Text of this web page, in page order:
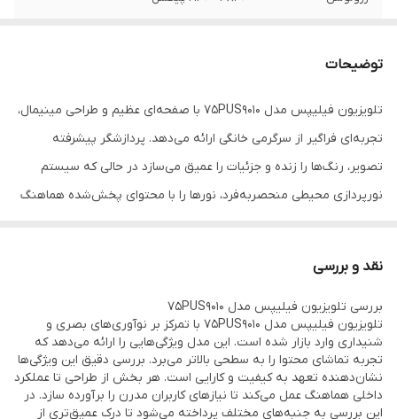
گیمینگ با VRR
فناوری Ambilight سه‌طرفه (۳-sided)
سیستم عامل Titan OS
تعداد پورت HDMI 4
تعداد پورت USB
دستیار صوتی
Amazon Alexa داخلی، سازگار با Google
توضیحات
تلویزیون فیلیپس مدل 75PUS9010 با صفحه‌ای عظیم و طراحی مینیمال،
تجربه‌ای فراگیر از سرگرمی خانگی ارائه می‌دهد. پردازشگر پیشرفته
تصویر، رنگ‌ها را زنده و جزئیات را عمیق می‌سازد در حالی که سیستم
نورپردازی محیطی منحصربه‌فرد، نورها را با محتوای پخش‌شده هماهنگ
صوتی را فراهم می‌آورد و تلویزیون را به مرکز خانه هوشمند تبدیل
می‌کند.
نقد و بررسی
بررسی تلویزیون فیلیپس مدل 75PUS9010
تلویزیون فیلیپس مدل 75PUS9010 با تمرکز بر نوآوری‌های بصری و
شنیداری وارد بازار شده است. این مدل ویژگی‌هایی را ارائه می‌دهد که
تجربه تماشای محتوا را به سطحی بالاتر می‌برد. بررسی دقیق این ویژگی‌ها
نشان‌دهنده تعهد به کیفیت و کارایی است. هر بخش از طراحی تا عملکرد
داخلی هماهنگ عمل می‌کند تا نیازهای کاربران مدرن را برآورده سازد. در
این بررسی به جنبه‌های مختلف پرداخته می‌شود تا درک عمیق‌تری از